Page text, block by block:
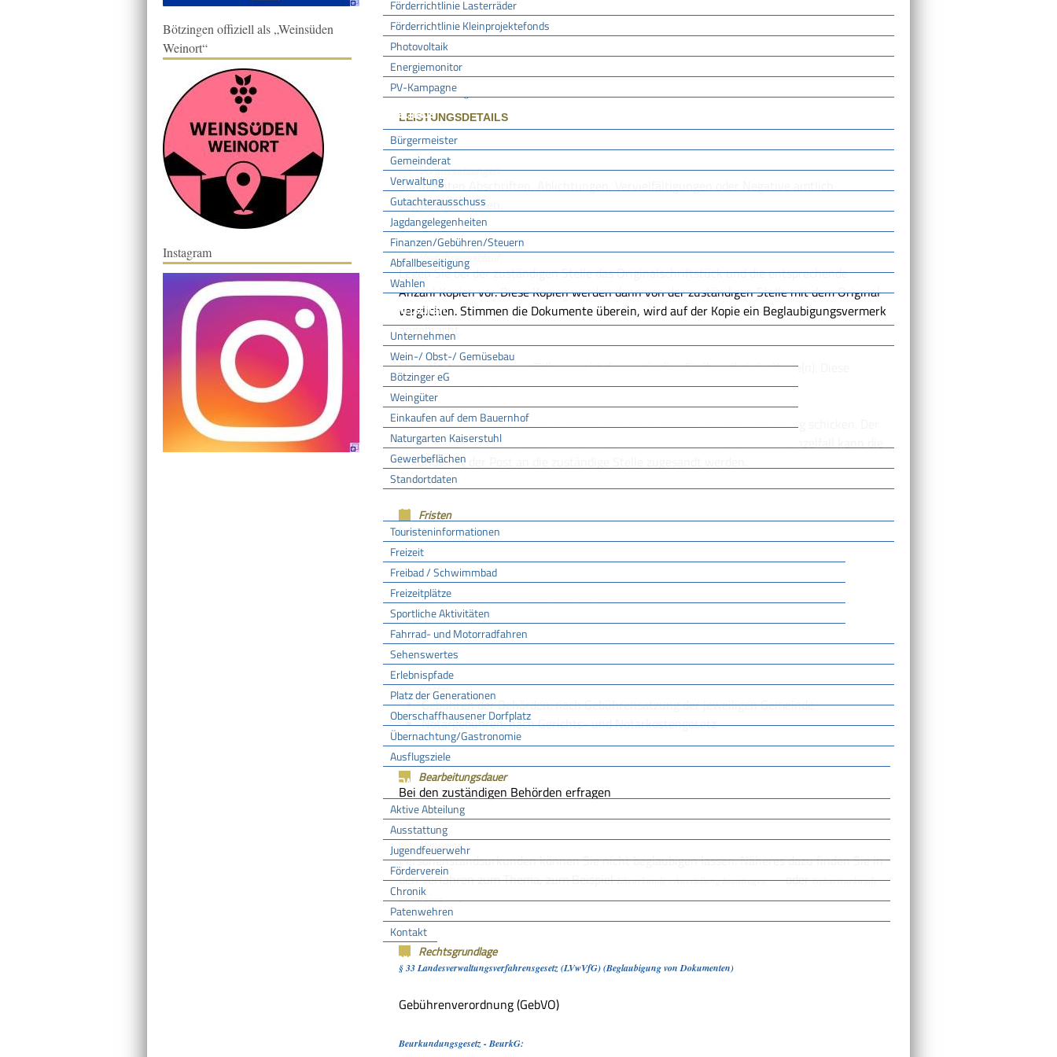
Förderrichtlinie Lasterräder
Förderrichtlinie Kleinprojektefonds
Photovoltaik
Energiemonitor
PV-Kampagne
Rathaus
Bürgermeister
Gemeinderat
Verwaltung
Gutachterausschuss
Jagdangelegenheiten
Finanzen/Gebühren/Steuern
Abfallbeseitigung
Wahlen
Wirtschaft
Unternehmen
Wein-/ Obst-/ Gemüsebau
Bötzinger eG
Weingüter
Einkaufen auf dem Bauernhof
Naturgarten Kaiserstuhl
Gewerbeflächen
Standortdaten
Tourismus
Touristeninformationen
Freizeit
Freibad / Schwimmbad
Freizeitplätze
Sportliche Aktivitäten
Fahrrad- und Motorradfahren
Sehenswertes
Erlebnispfade
Platz der Generationen
Oberschaffhausener Dorfplatz
Übernachtung/Gastronomie
Ausflugsziele
FFW
Aktive Abteilung
Ausstattung
Jugendfeuerwehr
Förderverein
Chronik
Patenwehren
Kontakt
Vereine
Bötzingen offiziell als „Weinsüden
Weinort“
Instagram
jeder Notar und jede Notarin
Hinweis:Adressen der Notare und Notarinnen in Deutschland finden Sie bei der
Bundesnotarkammer .
Gemeinde Bötzingen
LEISTUNGSDETAILS
Voraussetzungen
Sie möchten Abschriften, Ablichtungen, Vervielfältigungen oder Negative amtlich
beglaubigen lassen.
Verfahrensablauf
Legen Sie bei der zuständigen Stelle das Originalschriftstück und die entsprechende
Anzahl Kopien vor. Diese Kopien werden dann von der zuständigen Stelle mit dem Original
verglichen. Stimmen die Dokumente überein, wird auf der Kopie ein Beglaubigungsvermerk
angebracht.
Hinweis:Nur in wenigen Fällen macht die zuständige Stelle selbst die Kopie(n). Diese
müssen Siezusätzlich zur anfallenden Gebühr bezahlen.
Sie können persönlich zu der zuständigen Stelle gehen oder eine Vertretung schicken. Der
vertretenden Person müssen Sie eine schriftliche Vollmacht erteilen. Im Einzelfall kann die
Urkunde mit der Post an die zuständige Stelle zugesandt werden.
Fristen
keine
Erforderliche Unterlagen
Personalausweis oder Reisepass
die Urschrift (Originalschriftstück)
die ihr entsprechende zu beglaubigende Kopie
Kosten
Gebühren der Behörden: nach Gebührensatzung der jeweiligen Gemeinde
Notargebühren: nach Gerichts- und Notarkostengesetz
Bearbeitungsdauer
Bei den zuständigen Behörden erfragen
Hinweise
Personenstandsurkunden können Sie nicht beglaubigen lassen. Näheres dazu finden Sie in
den Verfahren zum Thema, zum BeispielEheurkunde - Ausstellung beantragen oderGeburtsurkunde
beantragen
.
Rechtsgrundlage
§ 33 Landesverwaltungsverfahrensgesetz (LVwVfG) (Beglaubigung von Dokumenten)
Gebührenverordnung (GebVO)
Beurkundungsgesetz - BeurkG: